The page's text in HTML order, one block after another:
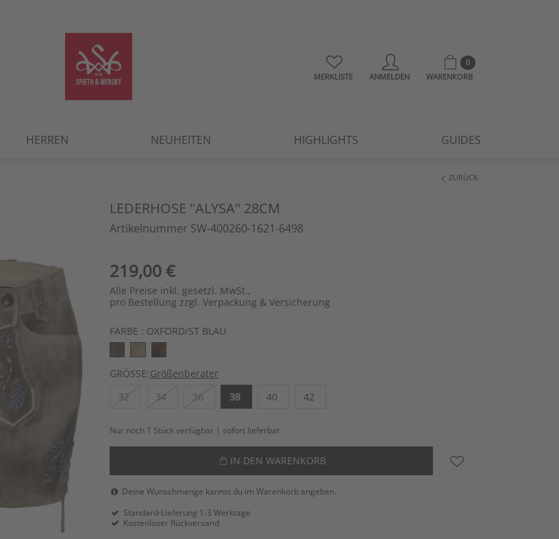
MERKLISTE ANMELDEN
0
WARENKORB
HERREN NEUHEITEN HIGHLIGHTS GUIDES
ZURÜCK
LEDERHOSE "ALYSA" 28CM
Artikelnummer SW-400260-1621-6498
219,00 €
Alle Preise inkl. gesetzl. MwSt.,
pro Bestellung zzgl. Verpackung & Versicherung
FARBE : OXFORD/ST BLAU
GRÖSSE:Größenberater
32
34 36 38 40 42
Nur noch 1 Stück verfügbar | sofort lieferbar
IN DEN WARENKORB
Deine Wunschmenge kannst du im Warenkorb angeben.
Standard-Lieferung 1-3 Werktage
Kostenloser Rückversand